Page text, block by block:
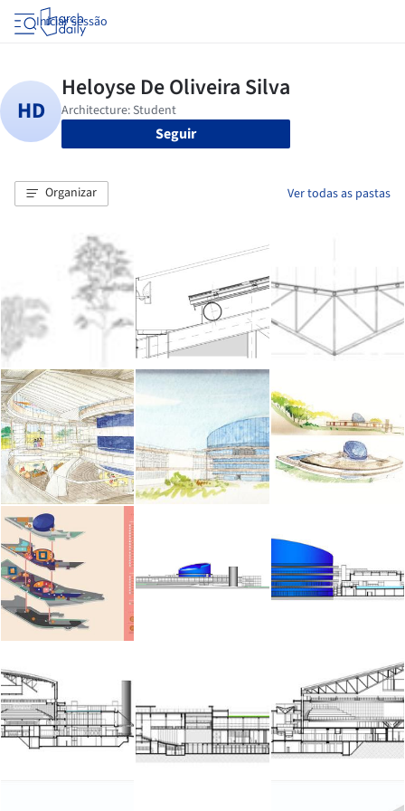
Iniciar sessão
Seguir
Organizar Ver todas as pastas